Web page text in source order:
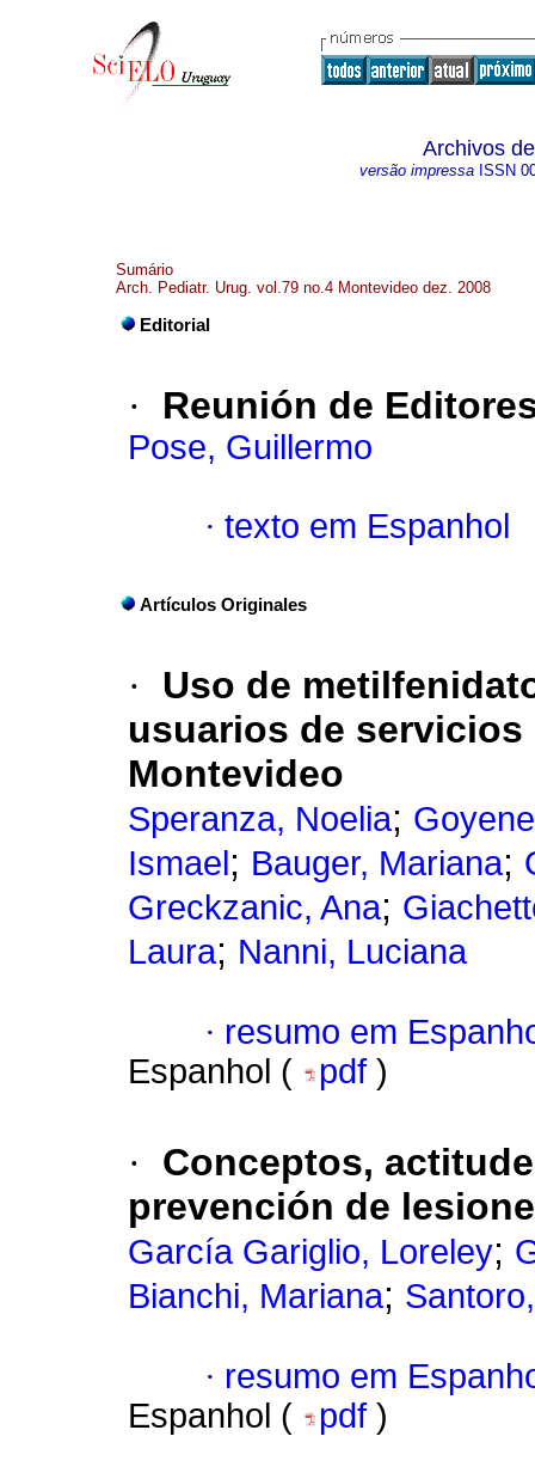
Archivos
versão impressa ISSN
Sumário
Arch. Pediatr. Urug. vol.79 no.4 Montevideo dez. 2008
Editorial
· Reunión de
Pose, Guillermo
· texto em Espanhol
Artículos Originales
·
Uso de
usuarios de
Montevideo
Speranza, Noelia;
Ismael ; Bauger, Mariana;
Greckzanic, Ana;
Laura; Nanni, Luciana
· resumo em
Espanhol (
pdf )
·
Conceptos,
prevención de
García Gariglio, Loreley;
Bianchi, Mariana;
· resumo em
Espanhol (
pdf )